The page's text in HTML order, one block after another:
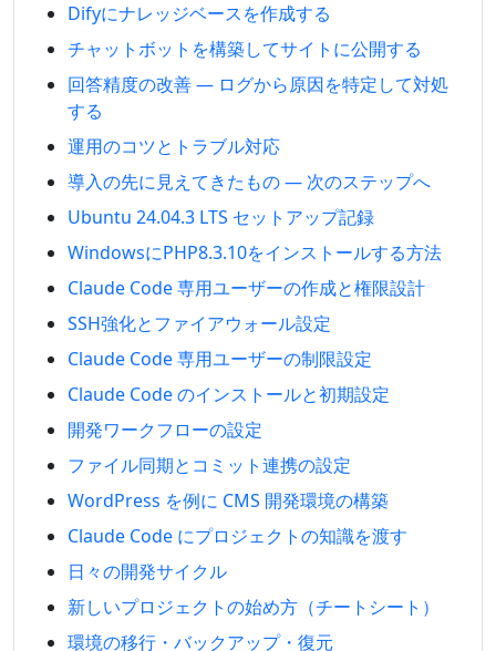
Difyにナレッジベースを作成する
チャットボットを構築してサイトに公開する
回答精度の改善 — ログから原因を特定して対処
する
運用のコツとトラブル対応
導入の先に見えてきたもの — 次のステップへ
Ubuntu 24.04.3 LTS セットアップ記録
WindowsにPHP8.3.10をインストールする方法
Claude Code 専用ユーザーの作成と権限設計
SSH強化とファイアウォール設定
Claude Code 専用ユーザーの制限設定
Claude Code のインストールと初期設定
開発ワークフローの設定
ファイル同期とコミット連携の設定
WordPress を例に CMS 開発環境の構築
Claude Code にプロジェクトの知識を渡す
日々の開発サイクル
新しいプロジェクトの始め方（チートシート）
環境の移行・バックアップ・復元